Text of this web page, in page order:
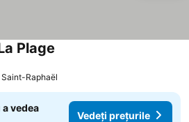
Plage
Saint-Raphaël
vedea
Vedeți prețurile